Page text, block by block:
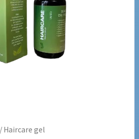
/ Haircare gel